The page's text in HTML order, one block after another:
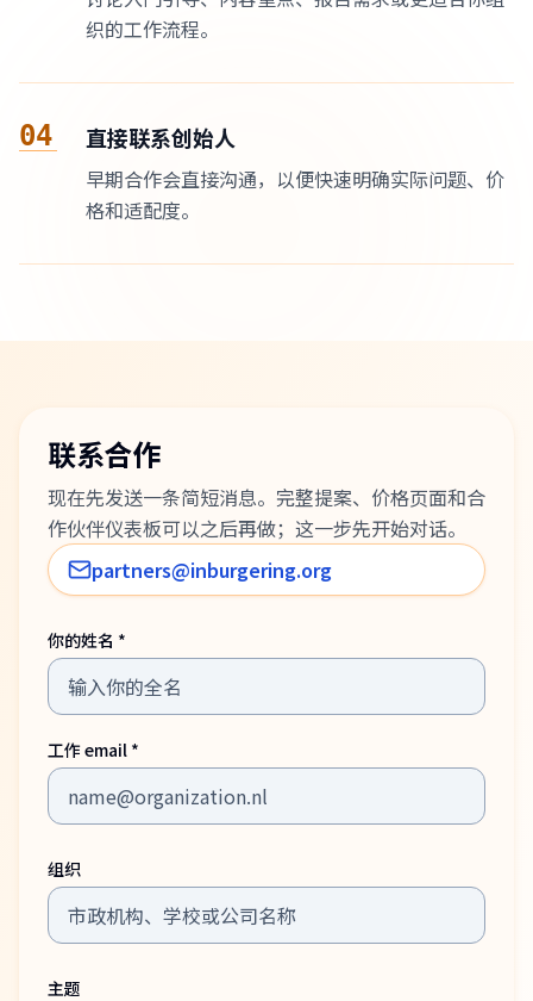
织的工作流程。
04 直接联系创始人
早期合作会直接沟通，以便快速明确实际问题、价
格和适配度。
联系合作
现在先发送一条简短消息。完整提案、价格页面和合
作伙伴仪表板可以之后再做；这一步先开始对话。
partners@inburgering.org
你的姓名 *
工作 email *
组织
主题